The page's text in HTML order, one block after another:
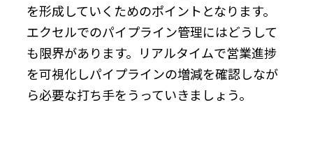
を形成していくためのポイントとなります。
エクセルでのパイプライン管理にはどうして
も限界があります。リアルタイムで営業進捗
を可視化しパイプラインの増減を確認しなが
ら必要な打ち手をうっていきましょう。